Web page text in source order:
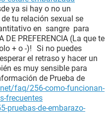
ya si hay o no un
tu relación sexual se
en sangre para
DE PREFERENCIA (La que te
+ o -)! Si no puedes
el retraso y hacer un
es muy sensible para
de Prueba de
faq/256-como-funcionan-
frecuentes
pruebas-de-embarazo-